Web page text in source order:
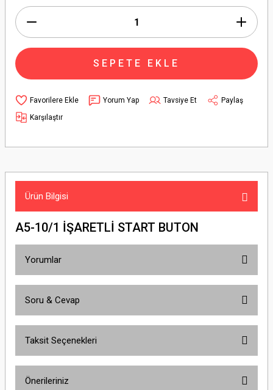
SEPETE EKLE
Yorum Yap Tavsiye Et
Paylaş
Karşılaştır
Ürün Bilgisi
A5-10/1 İŞARETLİ START BUTON
Yorumlar
Soru & Cevap
Taksit Seçenekleri
Önerileriniz